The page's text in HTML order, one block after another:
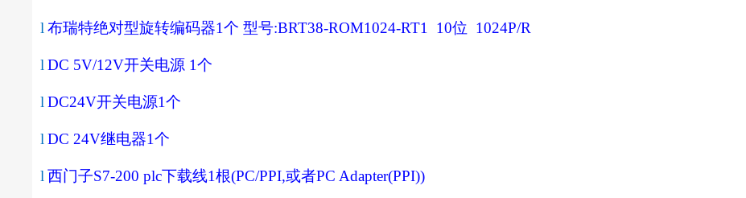
l 布瑞特绝对型旋转编码器1个 型号:BRT38-ROM1024-RT1 10位 1024P/R
l DC 5V/12V开关电源 1个
l DC24V开关电源1个
l DC 24V继电器1个
l 西门子S7-200 plc下载线1根(PC/PPI,或者PC Adapter(PPI))